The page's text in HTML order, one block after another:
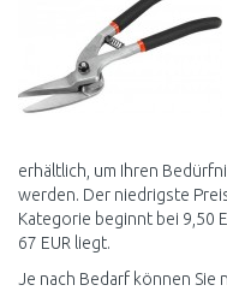
erhältlich, um Ihren
werden. Der niedrigste
Kategorie beginnt bei 9,50
67 EUR liegt.
Je nach Bedarf können Sie